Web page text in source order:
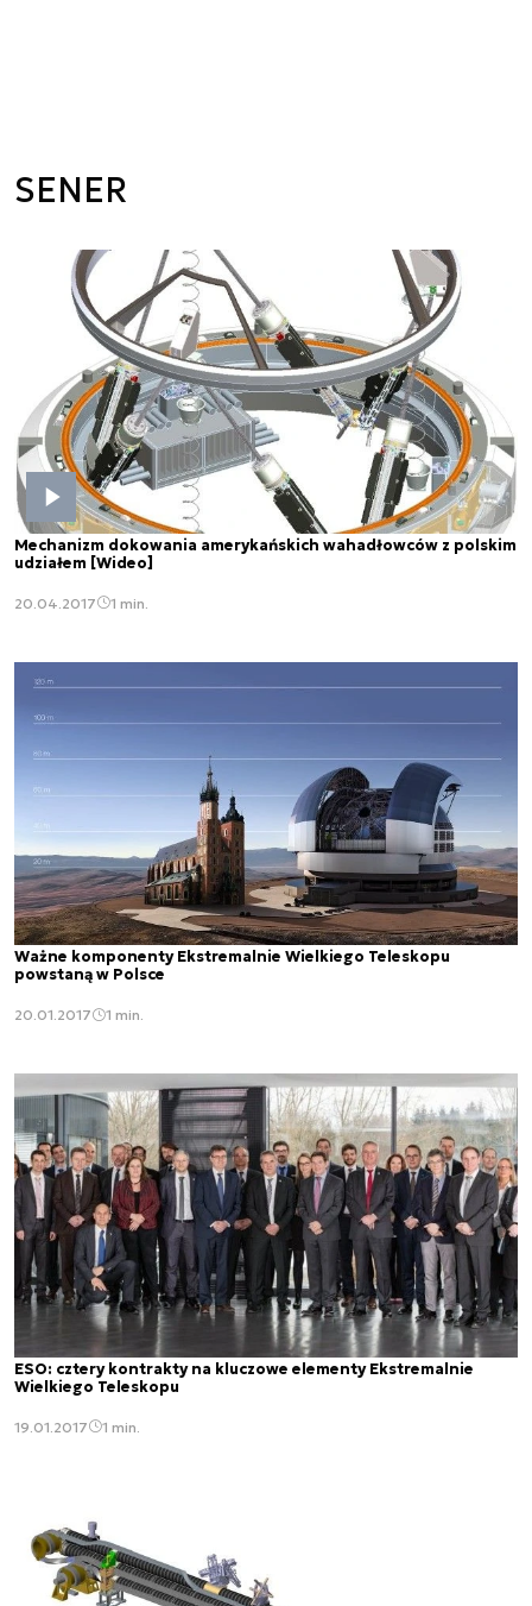
SENER
Mechanizm dokowania amerykańskich wahadłowców z polskim
udziałem [Wideo]
20.04.2017 1 min.
Ważne komponenty Ekstremalnie Wielkiego Teleskopu
powstaną w Polsce
20.01.2017 1 min.
ESO: cztery kontrakty na kluczowe elementy Ekstremalnie
Wielkiego Teleskopu
19.01.2017 1 min.